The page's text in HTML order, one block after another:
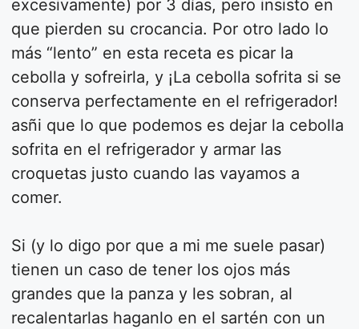
excesivamente) por 3 días, pero insisto en
que pierden su crocancia. Por otro lado lo
más “lento” en esta receta es picar la
cebolla y sofreirla, y ¡La cebolla sofrita si se
conserva perfectamente en el refrigerador!
asñi que lo que podemos es dejar la cebolla
sofrita en el refrigerador y armar las
croquetas justo cuando las vayamos a
comer.
Si (y lo digo por que a mi me suele pasar)
tienen un caso de tener los ojos más
grandes que la panza y les sobran, al
recalentarlas haganlo en el sartén con un